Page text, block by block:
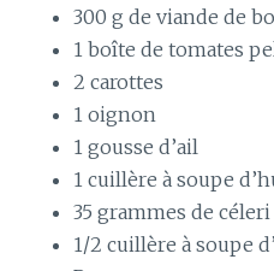
300 g de viande de
1 boîte de tomates
2 carottes
1 oignon
1 gousse d’ail
1 cuillère à soupe
35 grammes de
1/2 cuillère à soupe